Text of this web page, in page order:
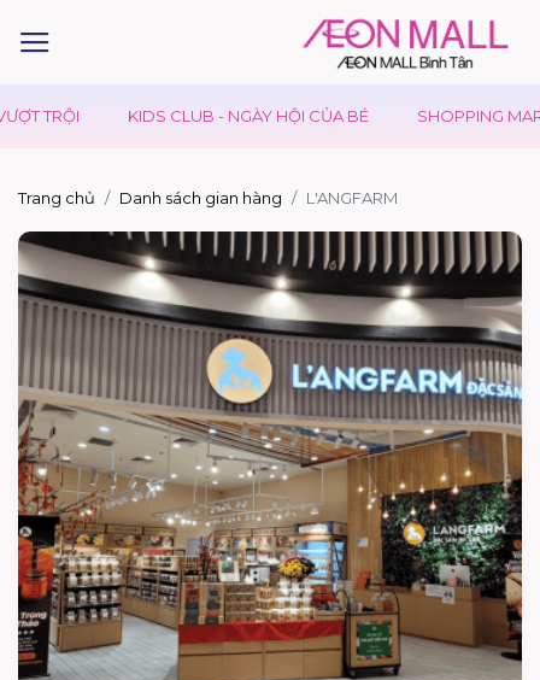
KIDS CLUB - NGÀY HỘI CỦA BÉ SHOPPING
Trang chủ Danh sách gian hàng L'ANGFARM